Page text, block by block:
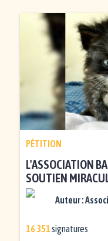
PÉTITION
L'ASSOCIATION
SOUTIEN
Auteur :
16 351signatures